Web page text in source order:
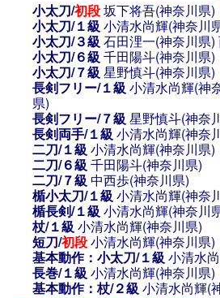
小太刀/初段坂下将吾(神奈川県)
小太刀/１級 小清水尚輝(神奈川
小太刀/３級 石田浬一(神奈川県)
小太刀/６級 千田陽斗(神奈川県)
小太刀/７級 星野慎斗(神奈川県)
長剣フリー/１級 小清水尚輝(神
県)
長剣フリー/７級 星野慎斗(神奈
長剣両手/１級 小清水尚輝(神奈
二刀/１級 小清水尚輝(神奈川県)
二刀/６級 千田陽斗(神奈川県)
二刀/７級 中西歩(神奈川県)
楯小太刀/１級 小清水尚輝(神奈
楯長剣/１級 小清水尚輝(神奈川
杖/１級 小清水尚輝(神奈川県)
短刀/初段小清水尚輝(神奈川県)
基本動作：小太刀/１級 小清水
長巻/１級 小清水尚輝(神奈川県)
基本動作：杖/２級 小清水尚輝(